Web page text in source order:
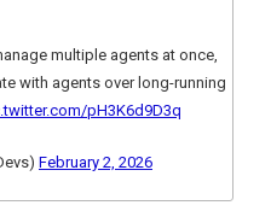
multiple agents at once,
with agents over long-running
pH3K6d9D3q
February 2, 2026